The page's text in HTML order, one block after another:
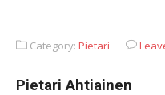
Category: Pietari
Pietari Ahtiainen